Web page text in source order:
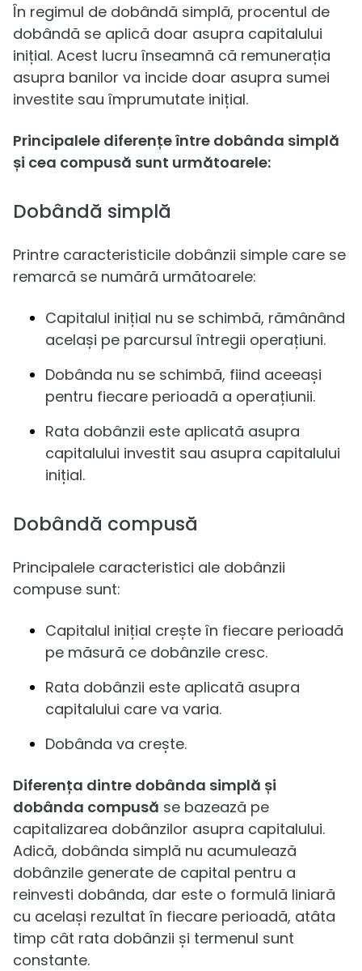
În regimul de dobândă simplă, procentul de
dobândă se aplică doar asupra capitalului
inițial. Acest lucru înseamnă că remunerația
asupra banilor va incide doar asupra sumei
investite sau împrumutate inițial.
Principalele diferențe între dobânda simplă
și cea compusă sunt următoarele:
Dobândă simplă
Printre caracteristicile dobânzii simple care se
remarcă se numără următoarele:
Capitalul inițial nu se schimbă, rămânând
același pe parcursul întregii operațiuni.
Dobânda nu se schimbă, fiind aceeași
pentru fiecare perioadă a operațiunii.
Rata dobânzii este aplicată asupra
capitalului investit sau asupra capitalului
inițial.
Dobândă compusă
Principalele caracteristici ale dobânzii
compuse sunt:
Capitalul inițial crește în fiecare perioadă
pe măsură ce dobânzile cresc.
Rata dobânzii este aplicată asupra
capitalului care va varia.
Dobânda va crește.
Diferența dintre dobânda simplă și
dobânda compusă se bazează pe
capitalizarea dobânzilor asupra capitalului.
Adică, dobânda simplă nu acumulează
dobânzile generate de capital pentru a
reinvesti dobânda, dar este o formulă liniară
cu același rezultat în fiecare perioadă, atâta
timp cât rata dobânzii și termenul sunt
constante.